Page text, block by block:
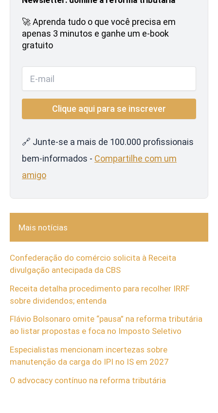
🚀 Aprenda tudo o que você precisa em
apenas 3 minutos e ganhe um e-book
gratuito
🔗 Junte-se a mais de 100.000 profissionais
bem-informados - Compartilhe com um
amigo
Mais notícias
Confederação do comércio solicita à Receita
divulgação antecipada da CBS
Receita detalha procedimento para recolher IRRF
sobre dividendos; entenda
Flávio Bolsonaro omite “pausa” na reforma tributária
ao listar propostas e foca no Imposto Seletivo
Especialistas mencionam incertezas sobre
manutenção da carga do IPI no IS em 2027
O advocacy contínuo na reforma tributária